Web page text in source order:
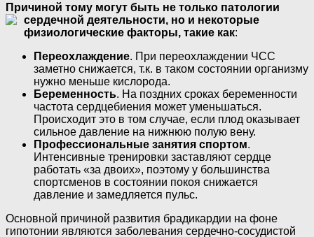
Причиной тому могут быть не только патологии
сердечной деятельности, но и некоторые
физиологические факторы, такие как:
Переохлаждение. При переохлаждении ЧСС
заметно снижается, т.к. в таком состоянии организму
нужно меньше кислорода.
Беременность. На поздних сроках беременности
частота сердцебиения может уменьшаться.
Происходит это в том случае, если плод оказывает
сильное давление на нижнюю полую вену.
Профессиональные занятия спортом.
Интенсивные тренировки заставляют сердце
работать «за двоих», поэтому у большинства
спортсменов в состоянии покоя снижается
давление и замедляется пульс.
Основной причиной развития брадикардии на фоне
гипотонии являются заболевания сердечно-сосудистой